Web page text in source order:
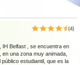
(4)
IH Belfast , se encuentra en
una zona muy animada,
estudiantil, que es la